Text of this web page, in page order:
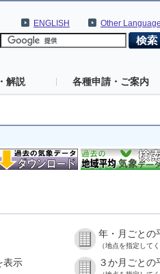
Other
ENGLISH
解説 各種申請・ご案内
年・月ごとの
（地点を指定してく
表示 ３か月ごとの